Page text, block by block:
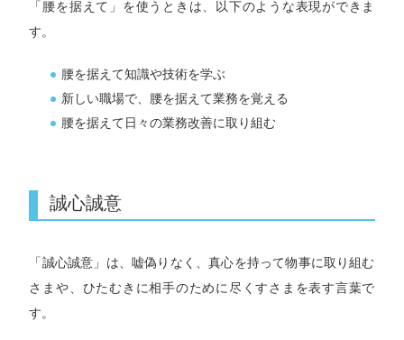
「腰を据えて」を使うときは、以下のような表現ができま
す。
腰を据えて知識や技術を学ぶ
新しい職場で、腰を据えて業務を覚える
腰を据えて日々の業務改善に取り組む
誠心誠意
「誠心誠意」は、嘘偽りなく、真心を持って物事に取り組む
さまや、ひたむきに相手のために尽くすさまを表す言葉で
す。